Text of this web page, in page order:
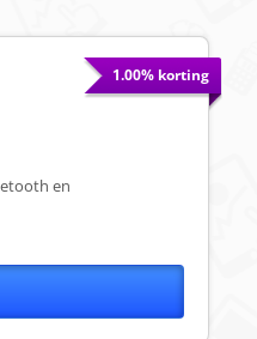
1.00% korting
en